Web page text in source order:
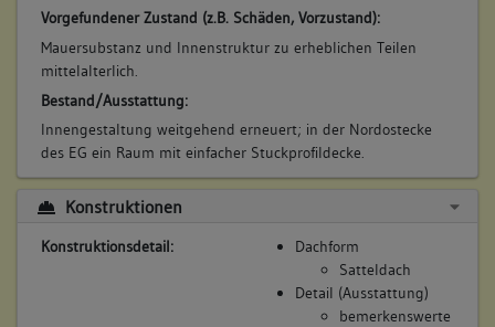
Vorgefundener Zustand (z.B. Schäden, Vorzustand):
Mauersubstanz und Innenstruktur zu erheblichen Teilen
mittelalterlich.
Bestand/Ausstattung:
Innengestaltung weitgehend erneuert; in der Nordostecke
des EG ein Raum mit einfacher Stuckprofildecke.
Konstruktionen
Konstruktionsdetail:
Dachform
Satteldach
Detail (Ausstattung)
bemerkenswerte